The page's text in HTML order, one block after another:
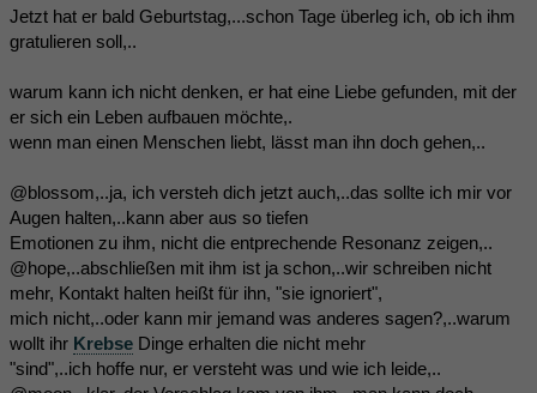
Jetzt hat er bald Geburtstag,...schon Tage überleg ich, ob ich ihm
gratulieren soll,..
warum kann ich nicht denken, er hat eine Liebe gefunden, mit der
er sich ein Leben aufbauen möchte,.
wenn man einen Menschen liebt, lässt man ihn doch gehen,..
@blossom,..ja, ich versteh dich jetzt auch,..das sollte ich mir vor
Augen halten,..kann aber aus so tiefen
Emotionen zu ihm, nicht die entprechende Resonanz zeigen,..
@hope,..abschließen mit ihm ist ja schon,..wir schreiben nicht
mehr, Kontakt halten heißt für ihn, "sie ignoriert",
mich nicht,..oder kann mir jemand was anderes sagen?,..warum
wollt ihr Krebse Dinge erhalten die nicht mehr
"sind",..ich hoffe nur, er versteht was und wie ich leide,..